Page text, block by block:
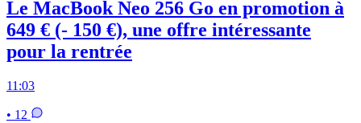
Le MacBook Neo 256 Go en promotion à
649 € (- 150 €), une offre intéressante
pour la rentrée
11:03
• 12